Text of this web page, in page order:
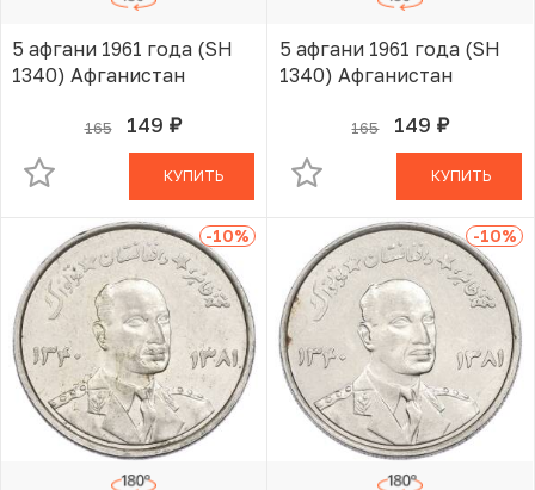
5 афгани 1961 года (SH
1340) Афганистан
165 149 руб.
В КОРЗИНЕ
КУПИТЬ
5 афгани 1961 года (SH
1340) Афганистан
165 149 руб.
В КОРЗИНЕ
КУПИТЬ
-10% -10%